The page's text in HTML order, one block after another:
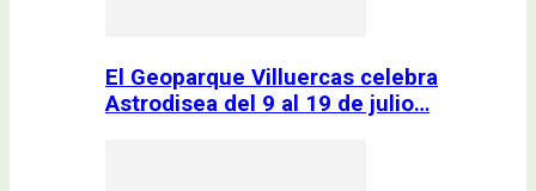
El Geoparque Villuercas celebra
Astrodisea del 9 al 19 de julio…